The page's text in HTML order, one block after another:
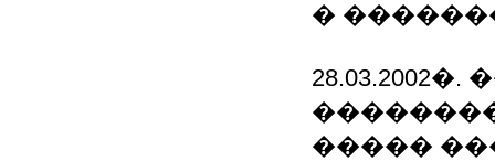
�
�����